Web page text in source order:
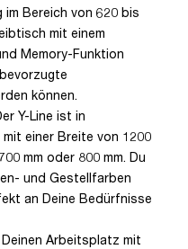
Bereich von 620 bis
mit einem
Memory-Funktion
können.
Y-Line ist in
einer Breite von 1200
mm oder 800 mm. Du
und Gestellfarben
an Deine Bedürfnisse
Arbeitsplatz mit